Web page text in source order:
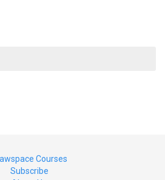
Courses
Subscribe